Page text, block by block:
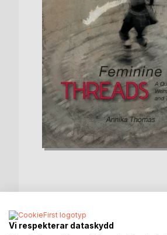
BESKRIVNING
Vi respekterar dataskydd